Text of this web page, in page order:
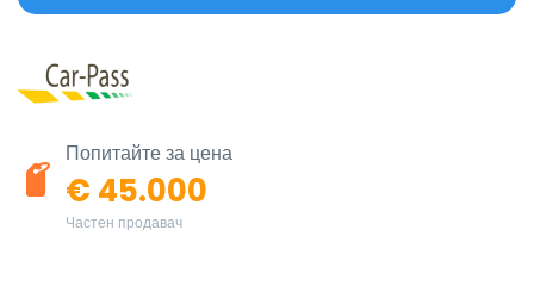
Попитайте за цена
€ 45.000
Частен продавач